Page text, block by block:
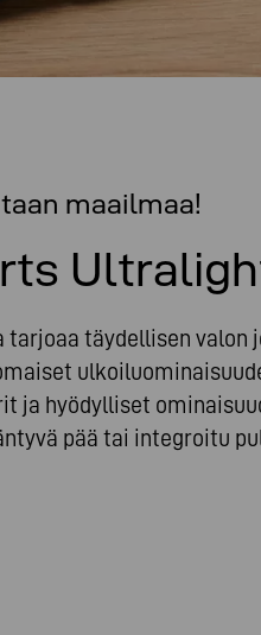
maailmaa!
täydellisen valon
ja hyödylliset
pää tai integroitu